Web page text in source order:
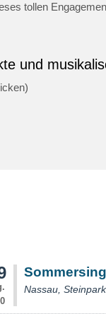
tollen
und